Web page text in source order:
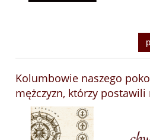
Kolumbowie naszego
mężczyzn, którzy